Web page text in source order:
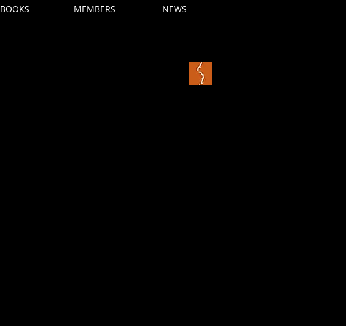
BOOKS MEMBERS NEWS